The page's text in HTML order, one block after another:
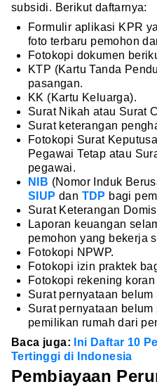
subsidi. Berikut daftarnya:
Formulir aplikasi KPR
foto terbaru pemohon
Fotokopi dokumen
KTP (Kartu Tanda
pasangan.
KK (Kartu Keluarga).
Surat Nikah atau Surat
Surat keterangan
Fotokopi Surat
Pegawai Tetap atau
pegawai.
NIB (Nomor Induk
SIUP dan TDP bagi
Surat Keterangan
Laporan keuangan
pemohon yang bekerja
Fotokopi NPWP.
Fotokopi izin praktek
Fotokopi rekening
Surat pernyataan
Surat pernyataan
pemilikan rumah dari
Baca juga:
Ini Daftar 10
Tertinggi di Indonesia
Pembiayaan